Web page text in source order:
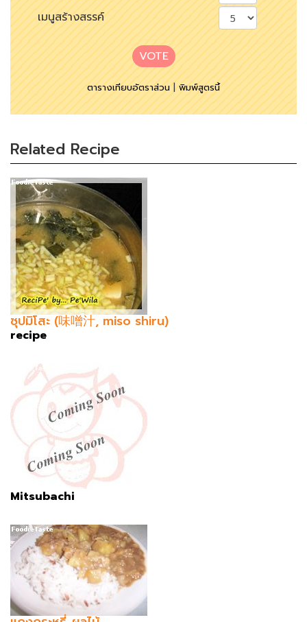
เมนูสร้างสรรค์
VOTE
ตารางเทียบอัตราส่วน|พิมพ์สูตรนี้
Related Recipe
ซุปมิโสะ (味噌汁, miso shiru)
recipe
Mitsubachi